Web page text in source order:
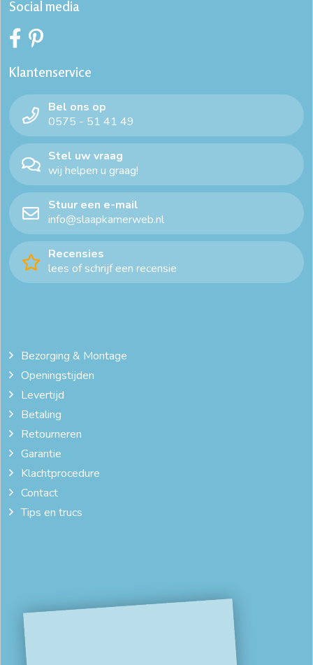
Social media
Klantenservice
Bel ons op
0575 - 51 41 49
Stel uw vraag
wij helpen u graag!
Stuur een e-mail
info@slaapkamerweb.nl
Recensies
lees of schrijf een recensie
Bezorging & Montage
Openingstijden
Levertijd
Betaling
Retourneren
Garantie
Klachtprocedure
Contact
Tips en trucs